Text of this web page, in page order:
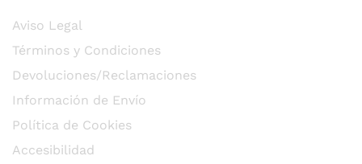
Aviso Legal
Términos y Condiciones
Devoluciones/Reclamaciones
Información de Envío
Política de Cookies
Accesibilidad